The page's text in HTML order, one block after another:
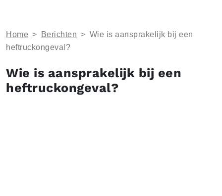
Home > Berichten > Wie is aansprakelijk bij een
heftruckongeval?
Wie is aansprakelijk bij een
heftruckongeval?